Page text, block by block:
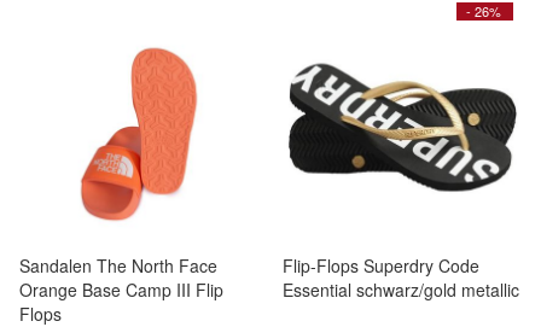
Sandalen The North Face
Orange Base Camp III Flip
Flops
- 26%
Flip-Flops Superdry Code
Essential schwarz/gold metallic